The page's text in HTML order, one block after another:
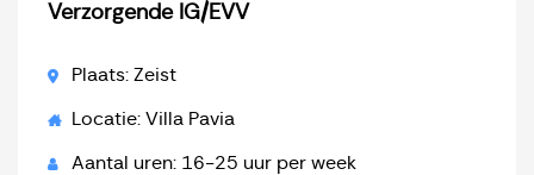
Verzorgende IG/EVV
Plaats: Zeist
Locatie: Villa Pavia
Aantal uren: 16-25 uur per week